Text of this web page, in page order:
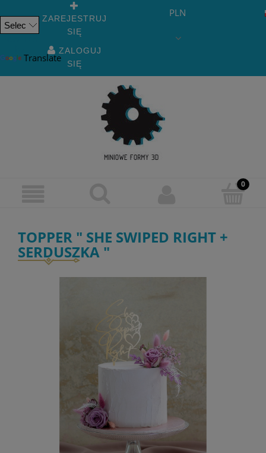
Translate
ZAREJESTRUJ
SIĘ
ZALOGUJ
SIĘ
PLN
TOPPER " SHE SWIPED RIGHT +
SERDUSZKA "